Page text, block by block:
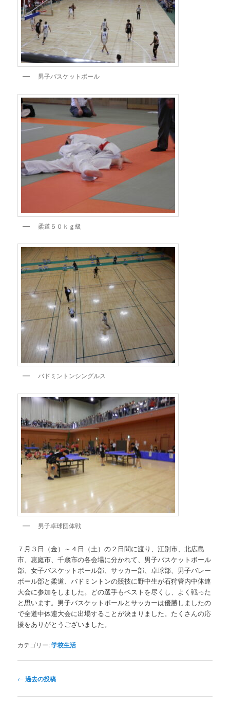
男子バスケットボール
柔道５０ｋｇ級
バドミントンシングルス
男子卓球団体戦
７月３日（金）～４日（土）の２日間に渡り、江別市、北広島
市、恵庭市、千歳市の各会場に分かれて、男子バスケットボール
部、女子バスケットボール部、サッカー部、卓球部、男子バレー
ボール部と柔道、バドミントンの競技に野中生が石狩管内中体連
大会に参加をしました。どの選手もベストを尽くし、よく戦った
と思います。男子バスケットボールとサッカーは優勝しましたの
で全道中体連大会に出場することが決まりました。たくさんの応
援をありがとうございました。
カテゴリー:学校生活
投
ナ
← 過去の投稿